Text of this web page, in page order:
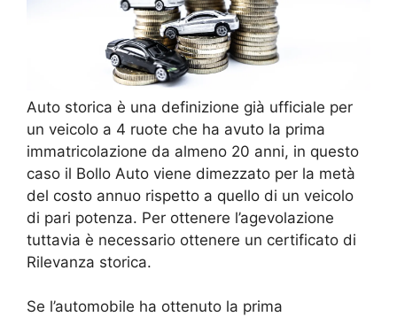
Auto storica è una definizione già ufficiale per
un veicolo a 4 ruote che ha avuto la prima
immatricolazione da almeno 20 anni, in questo
caso il Bollo Auto viene dimezzato per la metà
del costo annuo rispetto a quello di un veicolo
di pari potenza. Per ottenere l’agevolazione
tuttavia è necessario ottenere un certificato di
Rilevanza storica.
Se l’automobile ha ottenuto la prima